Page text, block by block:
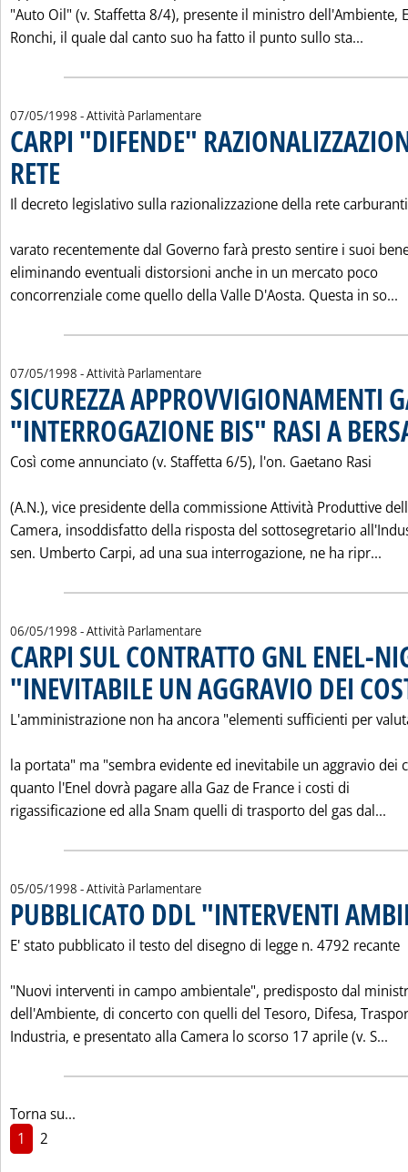
"Auto Oil" (v. Staffetta 8/4), presente il ministro dell'Ambiente,
Ronchi, il quale dal canto suo ha fatto il punto sullo sta...
07/05/1998 - Attività Parlamentare
CARPI "DIFENDE"
RETE
Il decreto legislativo sulla razionalizzazione della rete carburanti
varato recentemente dal Governo farà presto sentire i suoi
eliminando eventuali distorsioni anche in un mercato poco
concorrenziale come quello della Valle D'Aosta. Questa in so...
07/05/1998 - Attività Parlamentare
SICUREZZA APPROVVIGIONAMENTI
"INTERROGAZIONE BIS" RASI A
Così come annunciato (v. Staffetta 6/5), l'on. Gaetano Rasi
(A.N.), vice presidente della commissione Attività Produttive
Camera, insoddisfatto della risposta del sottosegretario
sen. Umberto Carpi, ad una sua interrogazione, ne ha ripr...
06/05/1998 - Attività Parlamentare
CARPI SUL CONTRATTO GNL ENEL-
"INEVITABILE UN AGGRAVIO DEI
L'amministrazione non ha ancora "elementi sufficienti per
la portata" ma "sembra evidente ed inevitabile un aggravio dei
quanto l'Enel dovrà pagare alla Gaz de France i costi di
rigassificazione ed alla Snam quelli di trasporto del gas dal...
05/05/1998 - Attività Parlamentare
PUBBLICATO DDL "INTERVENTI
E' stato pubblicato il testo del disegno di legge n. 4792 recante
"Nuovi interventi in campo ambientale", predisposto dal
dell'Ambiente, di concerto con quelli del Tesoro, Difesa,
Industria, e presentato alla Camera lo scorso 17 aprile (v. S...
Torna su...
1
2